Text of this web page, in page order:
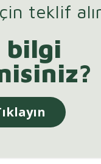
teklif
bilgi